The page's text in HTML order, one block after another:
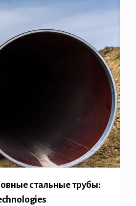
стальные трубы: